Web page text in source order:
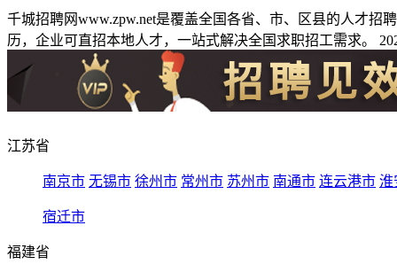
千城招聘网www.zpw.net是覆盖全国各省、市、区县的人才
历，企业可直招本地人才，一站式解决全国求职招工需求。
江苏省
南京市 无锡市 徐州市 常州市 苏州市 南通市 连云港市 淮
宿迁市
福建省